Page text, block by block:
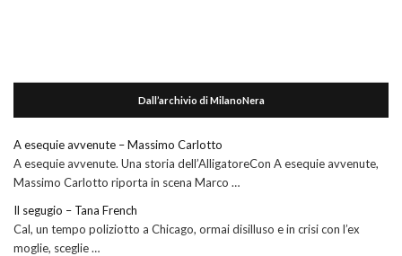
Dall’archivio di MilanoNera
A esequie avvenute – Massimo Carlotto
A esequie avvenute. Una storia dell’AlligatoreCon A esequie avvenute,
Massimo Carlotto riporta in scena Marco …
Il segugio – Tana French
Cal, un tempo poliziotto a Chicago, ormai disilluso e in crisi con l’ex
moglie, sceglie …